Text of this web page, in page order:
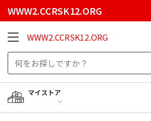
WWW2.CCRSK12.ORG
WWW2.CCRSK12.ORG
マイストア